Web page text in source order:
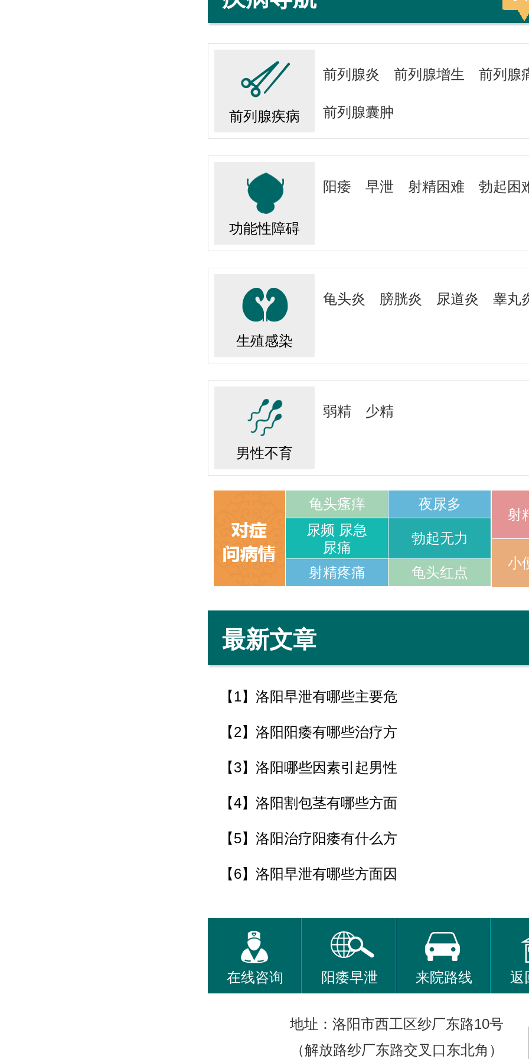
前列腺疾病
前列腺炎 前列腺增生 前列腺
前列腺囊肿
功能性障碍
阳痿 早泄 射精困难 勃起困
生殖感染
龟头炎 膀胱炎 尿道炎 睾丸
男性不育
弱精 少精
龟头瘙痒
夜尿多
尿频 尿急
尿痛
勃起无力
射精疼痛 龟头红点
射
小
最新文章
【1】 洛阳早泄有哪些主要危
【2】 洛阳阳痿有哪些治疗方
【3】 洛阳哪些因素引起男性
【4】 洛阳割包茎有哪些方面
【5】 洛阳治疗阳痿有什么方
【6】 洛阳早泄有哪些方面因
在线咨询 阳痿早泄 来院路线 返
地址：洛阳市西工区纱厂东路10号
（解放路纱厂东路交叉口东北角）